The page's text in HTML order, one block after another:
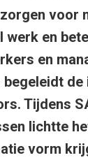
voor
werk en
en
begeleidt
Tijdens
lichtte
vorm